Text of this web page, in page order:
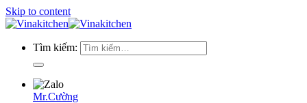
Skip to content
Tìm kiếm:
Mr.Cường